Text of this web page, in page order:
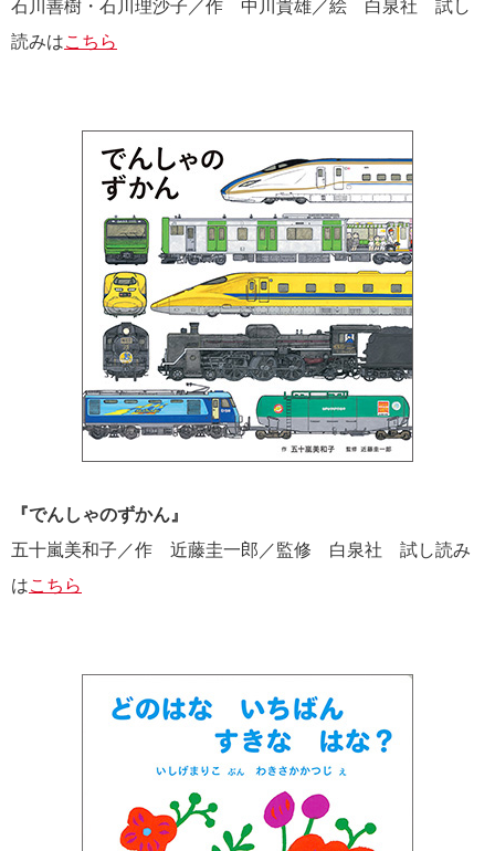
石川善樹・石川理沙子／作 中川貴雄／絵 白泉社 試し
読みはこちら
『でんしゃのずかん』
五十嵐美和子／作 近藤圭一郎／監修 白泉社 試し読み
はこちら